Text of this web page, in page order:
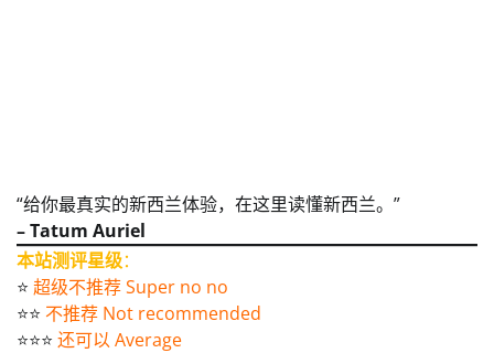
“给你最真实的新西兰体验，在这里读懂新西兰。”
– Tatum Auriel
本站测评星级：
⭐️ 超级不推荐 Super no no
⭐️⭐️ 不推荐 Not recommended
⭐️⭐️⭐️ 还可以 Average